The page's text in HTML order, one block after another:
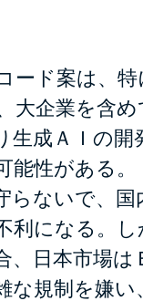
ド案は、特
大企業を含
生成ＡＩの開
能性がある。
ないで、国
利になる。
、日本市場
な規制を嫌